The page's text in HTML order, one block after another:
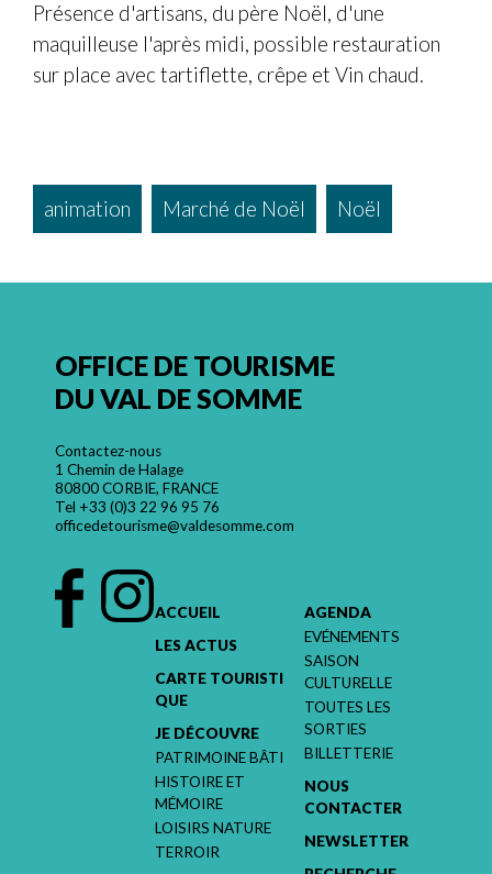
Présence d'artisans, du père Noël, d'une
maquilleuse l'après midi, possible restauration
sur place avec tartiflette, crêpe et Vin chaud.
animation Marché de Noël Noël
OFFICE DE TOURISME
DU VAL DE SOMME
Contactez-nous
1 Chemin de Halage
80800 CORBIE, FRANCE
Tel +33 (0)3 22 96 95 76
officedetourisme@valdesomme.com
ACCUEIL
LES ACTUS
CARTE TOURISTI
QUE
JE DÉCOUVRE
PATRIMOINE BÂTI
HISTOIRE ET
MÉMOIRE
LOISIRS NATURE
TERROIR
AGENDA
EVÉNEMENTS
SAISON
CULTURELLE
TOUTES LES
SORTIES
BILLETTERIE
NOUS
CONTACTER
NEWSLETTER